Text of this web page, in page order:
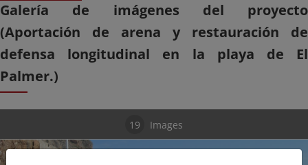
Galería de imágenes del proyecto
(Aportación de arena y restauración de
defensa longitudinal en la playa de El
Palmer.)
19 Images